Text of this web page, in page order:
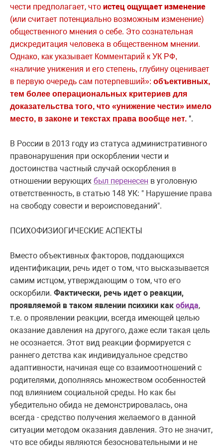
чести предполагает, что истец ощущает изменение
(или считает потенциально возможным изменение)
общественного мнения о себе. Это сознательная
дискредитация человека в общественном мнении.
Однако, как указывает Комментарий к УК РФ,
«наличие унижения и его степень, глубину оценивает
в первую очередь сам потерпевший»: объективных,
тем более операциональных критериев для
доказательства того, что «унижение чести» имело
место, в законе и текстах права вообще нет. ".
В России в 2013 году из статуса административного
правонарушения при оскорблении чести и
достоинства частный случай оскорбления в
отношении верующих был перенесен в уголовную
ответственность, в статью 148 УК: " Нарушение права
на свободу совести и вероисповеданий".
ПСИХОФИЗИОГИЧЕСКИЕ АСПЕКТЫ
Вместо объективных факторов, поддающихся
идентификации, речь идет о том, что высказывается
самим истцом, утверждающим о том, что его
оскорбили. Фактически, речь идет о реакции,
проявляемой в таком явлении психики как обида,
т.е. о проявлении реакции, всегда имеющей целью
оказание давления на другого, даже если такая цель
не осознается. Этот вид реакции формируется с
раннего детства как индивидуальное средство
адаптивности, начиная еще со взаимоотношений с
родителями, дополняясь множеством особенностей
под влиянием социальной среды. Но как бы
убедительно обида не демонстрировалась, она
всегда - средство получения желаемого в данной
ситуации методом оказания давления. Это не значит,
что все обиды являются безосновательными и не